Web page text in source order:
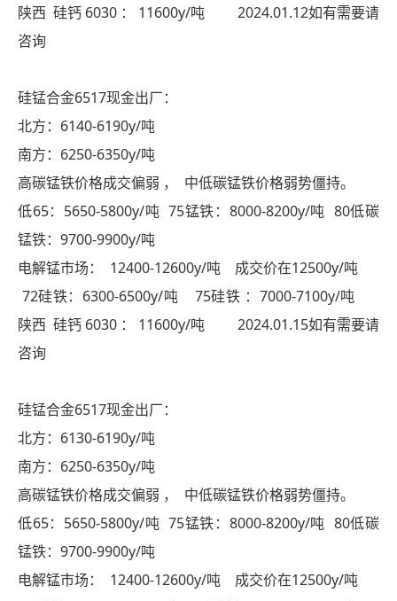
陕西 硅钙 6030 ： 11600y/吨 2024.01.12如有需要请
咨询
硅锰合金6517现金出厂：
北方：6140-6190y/吨
南方：6250-6350y/吨
高碳锰铁价格成交偏弱 ， 中低碳锰铁价格弱势僵持。
低65：5650-5800y/吨 75锰铁：8000-8200y/吨 80低碳
锰铁：9700-9900y/吨
电解锰市场： 12400-12600y/吨 成交价在12500y/吨
72硅铁：6300-6500y/吨 75硅铁 ：7000-7100y/吨
陕西 硅钙 6030 ： 11600y/吨 2024.01.15如有需要请
咨询
硅锰合金6517现金出厂：
北方：6130-6190y/吨
南方：6250-6350y/吨
高碳锰铁价格成交偏弱 ， 中低碳锰铁价格弱势僵持。
低65：5650-5800y/吨 75锰铁：8000-8200y/吨 80低碳
锰铁：9700-9900y/吨
电解锰市场： 12400-12600y/吨 成交价在12500y/吨